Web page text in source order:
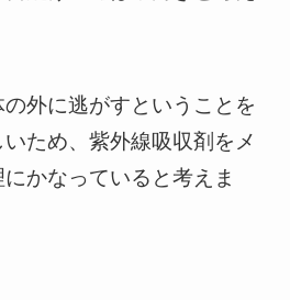
外に逃がすということを
ため、紫外線吸収剤をメ
かなっていると考えま